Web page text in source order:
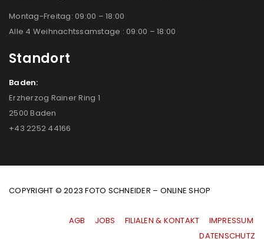
Montag-Freitag: 09:00 – 18:00
Alle 4 Weihnachtssamstage : 09:00 – 18:00
Standort
Baden:
Erzherzog Rainer Ring 1
2500 Baden
+43 2252 44166
COPYRIGHT © 2023 FOTO SCHNEIDER – ONLINE SHOP
AGB JOBS FILIALEN & KONTAKT
IMPRESSUM
|DATENSCHUTZ